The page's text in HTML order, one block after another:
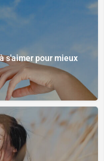
s'aimer pour mieux